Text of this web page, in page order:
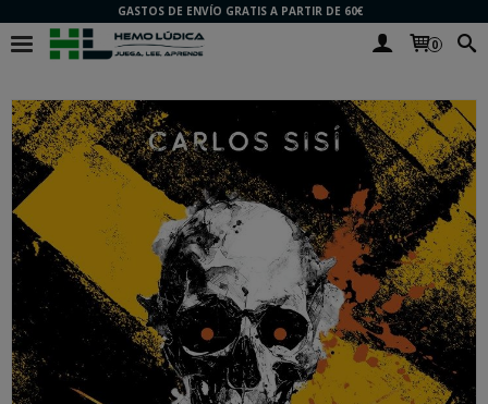
GASTOS DE ENVÍO GRATIS A PARTIR DE 60€
0